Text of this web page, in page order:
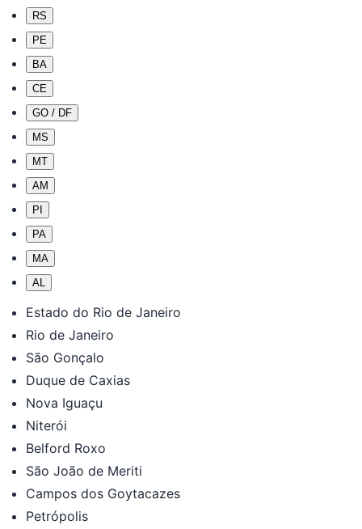
RS
PE
BA
CE
GO / DF
MS
MT
AM
PI
PA
MA
AL
Estado do Rio de Janeiro
Rio de Janeiro
São Gonçalo
Duque de Caxias
Nova Iguaçu
Niterói
Belford Roxo
São João de Meriti
Campos dos Goytacazes
Petrópolis